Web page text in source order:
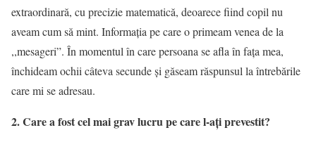
extraordinară, cu precizie matematică, deoarece fiind copil nu
aveam cum să mint. Informaţia pe care o primeam venea de la
,,mesageri”. În momentul în care persoana se afla în faţa mea,
închideam ochii câteva secunde şi găseam răspunsul la întrebările
care mi se adresau.
2. Care a fost cel mai grav lucru pe care l-aţi prevestit?